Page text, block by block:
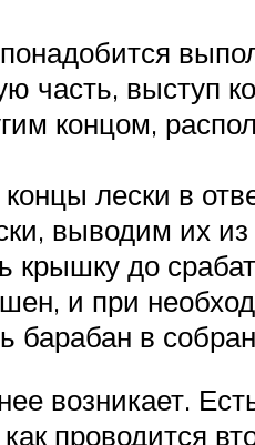
понадобится
часть, выступ
концом,
лески в
выводим их
крышку до
и при
барабан в
возникает.
проводится